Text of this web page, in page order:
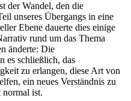
der Wandel, den die
unseres Übergangs in eine
Ebene dauerte dies einige
rund um das Thema
änderte: Die
es schließlich, das
zu erlangen, diese Art von
ein neues Verständnis zu
normal ist.